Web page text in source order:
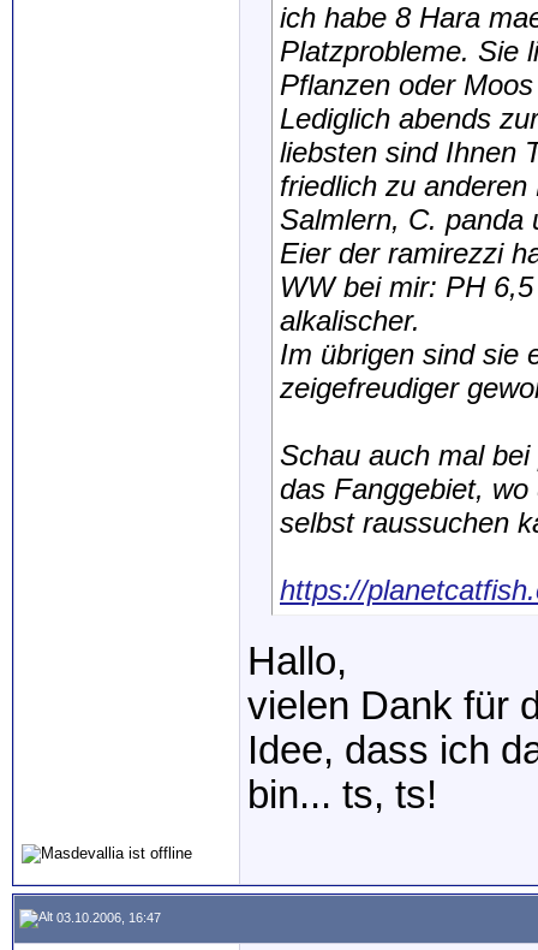
ich habe 8 Hara
Platzprobleme. Sie
Pflanzen oder
Lediglich abends
liebsten sind Ihnen
friedlich zu
Salmlern, C. panda
Eier der ramirezzi
WW bei mir: PH
alkalischer.
Im übrigen sind sie
zeigefreudiger
Schau auch mal
das Fanggebiet,
selbst raussuchen
https://
Hallo,
vielen Dank für
Idee, dass ich
bin... ts, ts!
03.10.2006, 16:47